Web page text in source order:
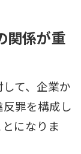
関係が重
て、企業か
罪を構成し
になりま